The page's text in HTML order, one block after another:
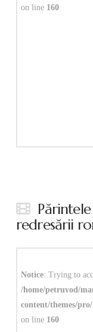
on line 160
redresării
Notice: Trying to
/home/petruvod/
content/themes/
on line 160